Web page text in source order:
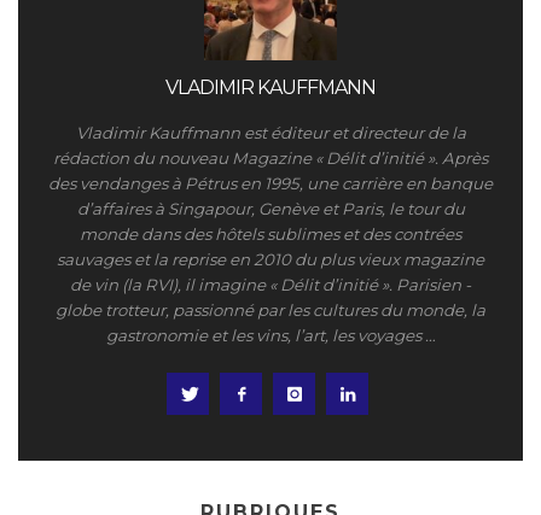
VLADIMIR KAUFFMANN
Vladimir Kauffmann est éditeur et directeur de la
rédaction du nouveau Magazine « Délit d’initié ». Après
des vendanges à Pétrus en 1995, une carrière en banque
d’affaires à Singapour, Genève et Paris, le tour du
monde dans des hôtels sublimes et des contrées
sauvages et la reprise en 2010 du plus vieux magazine
de vin (la RVI), il imagine « Délit d’initié ». Parisien -
globe trotteur, passionné par les cultures du monde, la
gastronomie et les vins, l’art, les voyages …